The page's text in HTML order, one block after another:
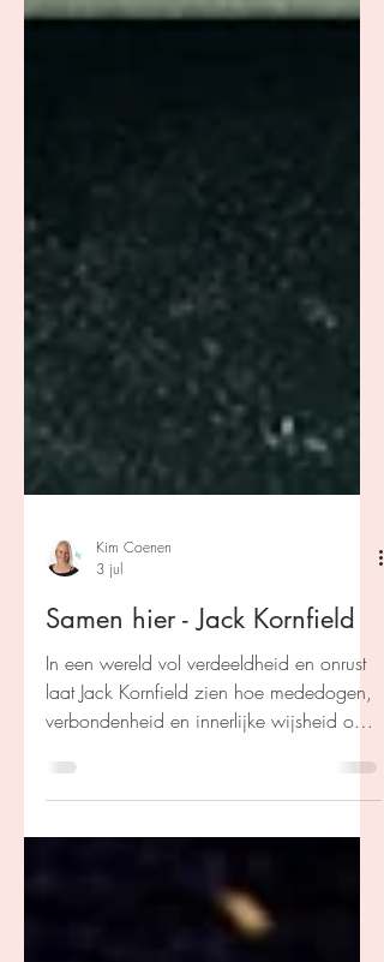
Kim Coenen
3 jul
Samen hier - Jack Kornfield
In een wereld vol verdeeldheid en onrust
laat Jack Kornfield zien hoe mededogen,
verbondenheid en innerlijke wijsheid ons
vol verhalen, poëzie en inzichten die
hoop en menselijkheid centraal stelt.